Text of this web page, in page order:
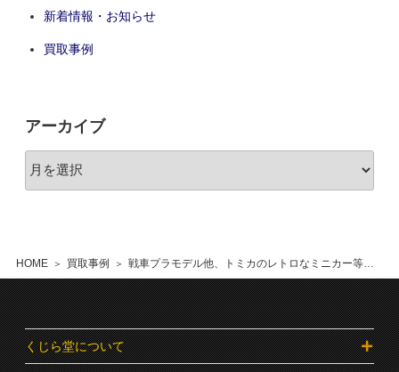
HOME 買取事例 戦車プラモデル他、トミカのレトロなミニカー等 大量買取 松戸市
新着情報・お知らせ
買取事例
アーカイブ
くじら堂について